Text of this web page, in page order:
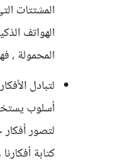
المشتتات
الهواتف
المحمولة ،
لتبادل
أسلوب
لتصور
كتابة